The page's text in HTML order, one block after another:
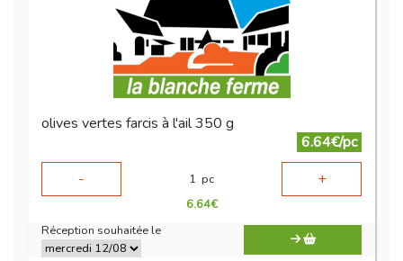
olives vertes farcis à l'ail 350 g
6.64€/pc
-
1 pc +
6.64€
Réception souhaitée le